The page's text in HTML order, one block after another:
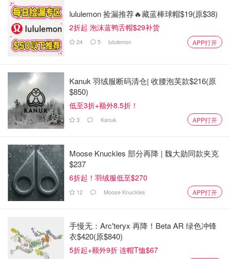
lululemon 捡漏推荐🔥藏蓝棒球帽$19(原$38)
2折起 泡沫蓝鸭舌帽$29补货
24 5 lululemon APP打开
Kanuk 羽绒服断码清仓| 收腰泡芙款$216(原
$850)
低至3折+额外8.5折！
3 Kanuk APP打开
Moose Knuckles 部分再降 | 魏大勋同款夹克
$237
6折起！羽绒服低至$270
12 Moose Knuckles APP打开
手慢无：Arc'teryx 再降！Beta AR 绿色冲锋
衣$420(原$840)
5折起+额外9折 连帽T恤$67